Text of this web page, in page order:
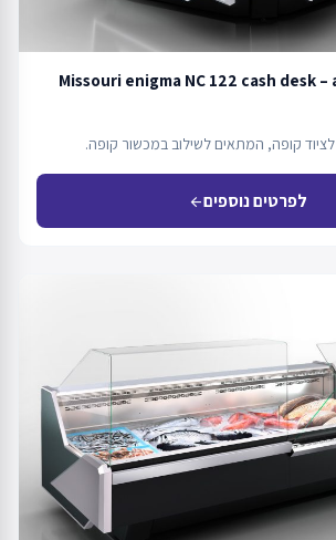
Missouri enigma NC 122 cash desk
לציוד קופה, המתאים לשילוב במכשור קופה.
לפרטים נוספיםarrow_back